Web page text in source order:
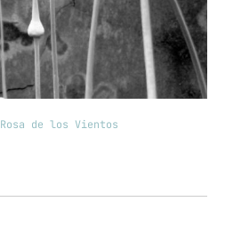
Rosa de los Vientos